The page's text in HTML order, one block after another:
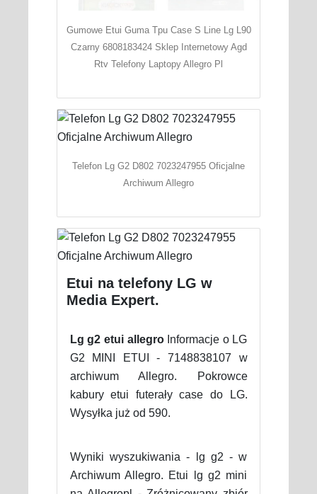
Gumowe Etui Guma Tpu Case S Line Lg L90
Czarny 6808183424 Sklep Internetowy Agd
Rtv Telefony Laptopy Allegro Pl
Telefon Lg G2 D802 7023247955 Oficjalne
Archiwum Allegro
Etui na telefony LG w
Media Expert.
Lg g2 etui allegroInformacje o LG
G2 MINI ETUI - 7148838107 w
archiwum Allegro. Pokrowce
kabury etui futerały case do LG.
Wysyłka już od 590.
Wyniki wyszukiwania - lg g2 - w
Archiwum Allegro. Etui lg g2 mini